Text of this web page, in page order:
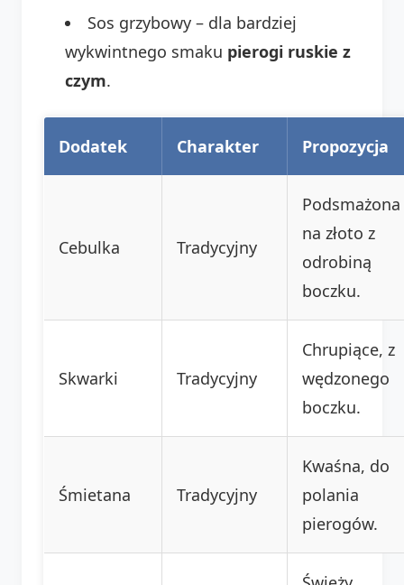
Sos grzybowy – dla bardziej
wykwintnego smaku pierogi ruskie z
czym.
Dodatek Charakter Propozycja
Cebulka Tradycyjny
Podsmażona
na złoto z
odrobiną
boczku.
Skwarki Tradycyjny
Chrupiące, z
wędzonego
boczku.
Śmietana Tradycyjny
Kwaśna, do
polania
pierogów.